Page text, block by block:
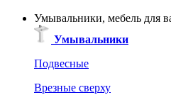
Умывальники, мебель для
Умывальники
Подвесные
Врезные сверху